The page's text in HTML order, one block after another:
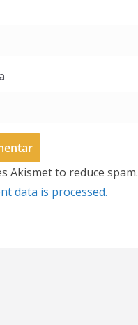
Akismet to reduce spam.
data is processed.